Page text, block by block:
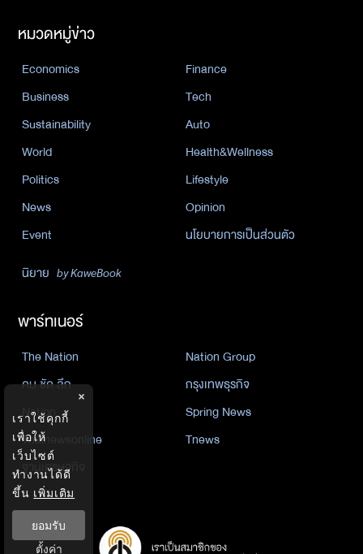
หมวดหมู่ข่าว
Economics
Finance
Business
Tech
Sustainability
Auto
World
Health&Wellness
Politics
Lifestyle
News
Opinion
Event
นโยบายการเป็นส่วนตัว
นิยาย by KaweBook
พาร์ทเนอร์
The Nation
Nation Group
คม ชัด ลึก
กรุงเทพธุรกิจ
Nation
Spring News
Thainewsonline
Tnews
ฐานเศรษฐกิจ
×
เราใช้คุกกี้
เพื่อให้
เว็บไซต์
ทำงานได้ดี
ขึ้น เพิ่มเติม
ยอมรับ
ตั้งค่า